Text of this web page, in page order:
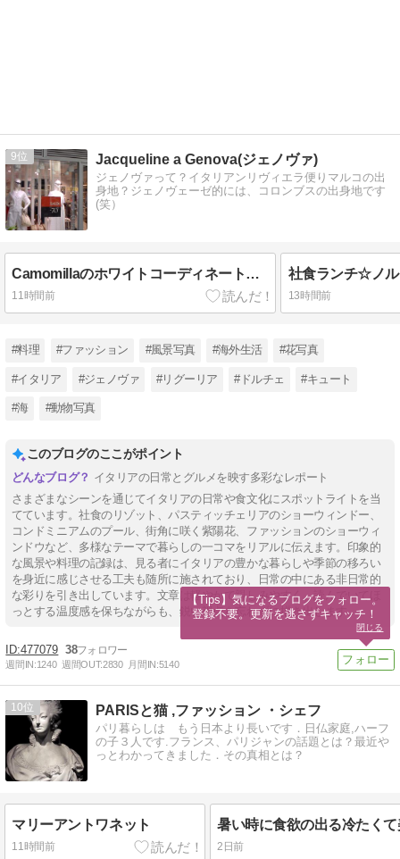
9 Jacqueline a Genova(ジェノヴァ)
ジェノヴァって？イタリアンリヴィエラ便りマルコの出
身地？ジェノヴェーゼ的には、コロンブスの出身地です
(笑）
CamomillaのホワイトコーディネートwithベージュXブラウンバッグXダークブラウンサンダル２点のショーウィンドー☆
11時間前 13時間前
#料理 #ファッション #風景写真 #海外生活 #花写真
#イタリア #ジェノヴァ #リグーリア #ドルチェ #キュート
#海 #動物写真
このブログのここがポイント
イタリアの日常とグルメを映す多彩なレポート
さまざまなシーンを通じてイタリアの日常や食文化にスポットライトを当
てています。社食のリゾット、パスティッチェリアのショーウィンドー、
コンドミニアムのプール、街角に咲く紫陽花、ファッションのショーウィ
ンドウなど、多様なテーマで暮らしの一コマをリアルに伝えます。印象的
な風景や料理の記録は、見る者にイタリアの豊かな暮らしや季節の移ろい
を身近に感じさせる工夫も随所に施されており、日常の中にある非日常的
な彩りを引き出しています。文章は軽やかで親しみやすく、読んでいてほ
っとする温度感を保ちながらも、鋭い視点を忘れずに描き出します。
477079 38
週間IN:1240 週間OUT:2830 月間IN:5140
10 PARISと猫 ,ファッション ・シェフ
パリ暮らしは もう日本より長いです．日仏家庭,ハーフ
の子３人です.フランス、パリジャンの話題とは？最近や
っとわかってきました．その真相とは？
マリーアントワネット
11時間前 2日前
【Tips】気になるブログをフォロー。
登録不要。更新を逃さずキャッチ！
閉じる